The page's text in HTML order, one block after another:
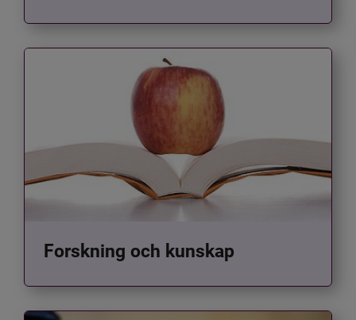
Forskning och kunskap